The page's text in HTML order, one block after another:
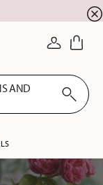
OFF and
LOGIN
AND